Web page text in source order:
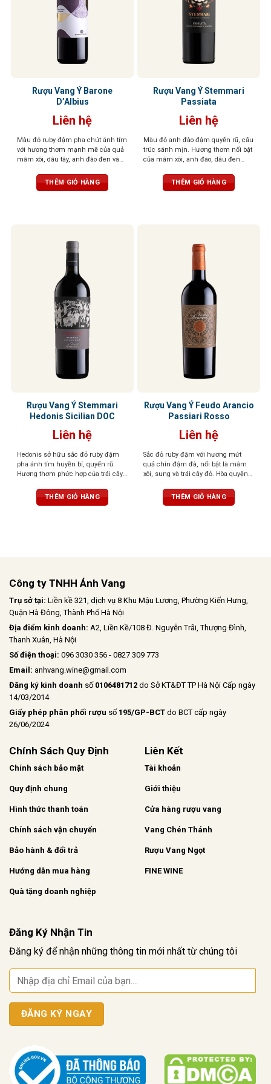
Rượu Vang Ý Barone
D’Albius
Liên hệ
Màu đỏ ruby đậm pha chút ánh tím
với hương thơm mạnh mẽ của quả
mâm xôi, dâu tây, anh đào đen và
lịch. Cân bằng giữa vị chua và ngọt,
mang lại trải nghiệm êm ái và tươi
THÊM GIỎ HÀNG
Rượu Vang Ý Stemmari
Passiata
Liên hệ
Màu đỏ anh đào đậm quyến rũ, cấu
trúc sánh mịn. Hương thơm nổi bật
của mâm xôi, anh đào, dâu đen
đen cay nồng. Khi rượu “thở” trong
ly, tầng hương vani và thuốc lá tinh
THÊM GIỎ HÀNG
Rượu Vang Ý Stemmari
Hedonis Sicilian DOC
Liên hệ
Hedonis sở hữu sắc đỏ ruby đậm
pha ánh tím huyền bí, quyến rũ.
Hương thơm phức hợp của trái cây
thoảng hạnh nhân, vani và thuốc lá
tinh tế. Vị vang tròn trịa, chát êm,
THÊM GIỎ HÀNG
Rượu Vang Ý Feudo Arancio
Passiari Rosso
Liên hệ
Sắc đỏ ruby đậm với hương mứt
quả chín đậm đà, nổi bật là mâm
xôi, sung và trái cây đỏ. Hòa quyện
như tiêu đen, quế, thảo mộc khô,
gợi cảm giác ấm áp và hài hòa.
THÊM GIỎ HÀNG
Công ty TNHH Ánh Vang
Trụ sở tại: Liền kề 321, dịch vụ 8 Khu Mậu Lương, Phường Kiến Hưng,
Quận Hà Đông, Thành Phố Hà Nội
Địa điểm kinh doanh: A2, Liền Kề/108 Đ. Nguyễn Trãi, Thượng Đình,
Thanh Xuân, Hà Nội
Số điện thoại: 096 3030 356 - 0827 309 773
Email: anhvang.wine@gmail.com
Đăng ký kinh doanh số 0106481712 do Sở KT&ĐT TP Hà Nội Cấp ngày
14/03/2014
Giấy phép phân phối rượu số 195/GP-BCT do BCT cấp ngày
26/06/2024
Chính Sách Quy Định
Chính sách bảo mật
Quy định chung
Hình thức thanh toán
Chính sách vận chuyển
Bảo hành & đổi trả
Hướng dẫn mua hàng
Quà tặng doanh nghiệp
Liên Kết
Tài khoản
Giới thiệu
Cửa hàng rượu vang
Vang Chén Thánh
Rượu Vang Ngọt
FINE WINE
Đăng Ký Nhận Tin
Đăng ký để nhận những thông tin mới nhất từ chúng tôi